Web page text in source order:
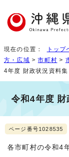
現在の位置： トップ
方・広域 >市町村 >
4年度 財政状況資料集
令和4年度 財
ページ番号1028535
各市町村の令和4